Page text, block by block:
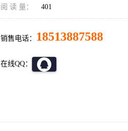
阅 读 量： 401
销售电话： 18513887588
在线QQ：